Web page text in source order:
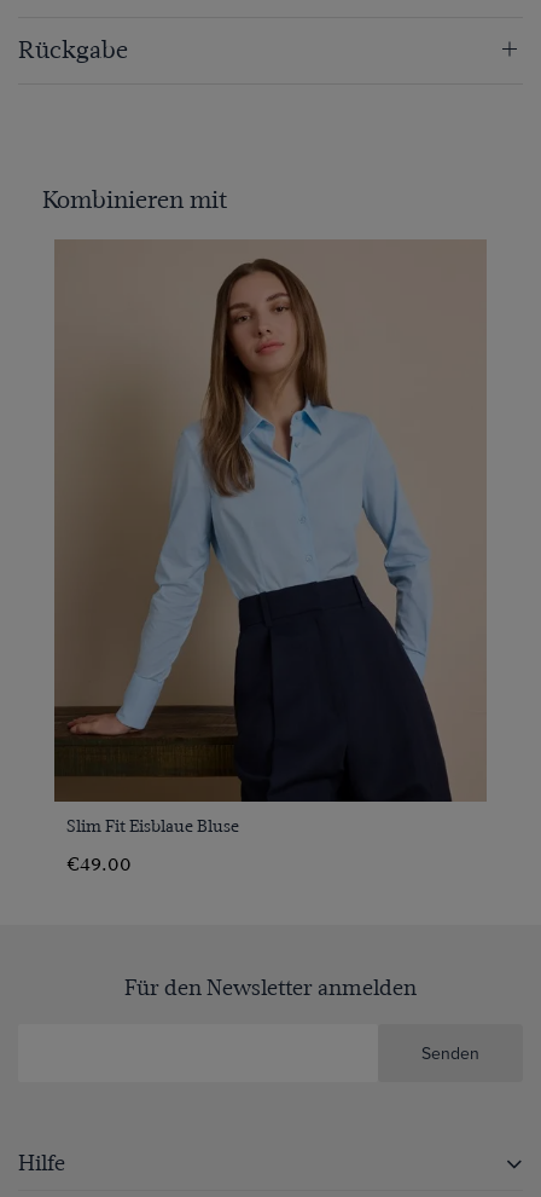
Rückgabe
Kombinieren mit
Slim Fit Eisblaue Bluse
€49.00
Für den Newsletter anmelden
Senden
Hilfe